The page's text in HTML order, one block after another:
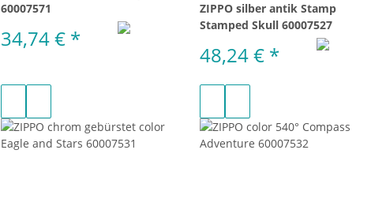
60007571
34,74 € *
ZIPPO silber antik Stamp
Stamped Skull 60007527
48,24 € *